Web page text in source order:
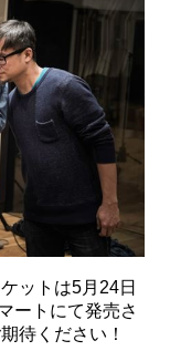
ットは5月24日
ートにて発売さ
待ください！